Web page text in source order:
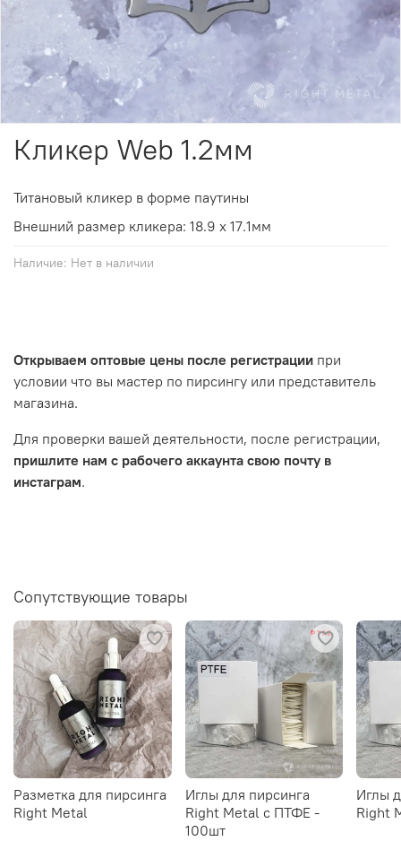
Наличие: Нет в наличии
Кликер Web 1.2мм
Титановый кликер в форме паутины
Внешний размер кликера: 18.9 х 17.1мм
Открываем оптовые цены после регистрации при
условии что вы мастер по пирсингу или представитель
магазина.
Для проверки вашей деятельности, после регистрации,
пришлите нам с рабочего аккаунта свою почту в
инстаграм.
Сопутствующие товары
Разметка для пирсинга
Right Metal
Иглы для пирсинга
Right Metal c ПТФЕ -
100шт
Иглы
Right